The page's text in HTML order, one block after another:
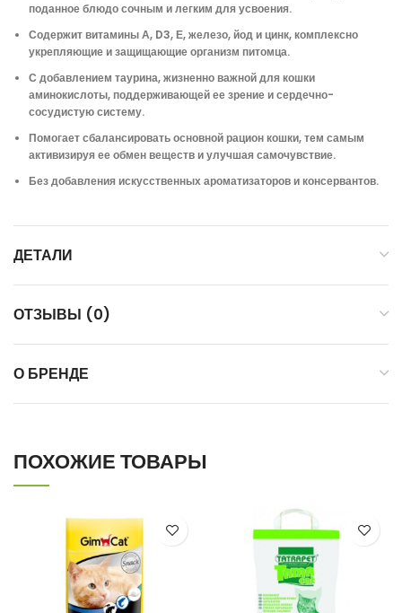
поданное блюдо сочным и легким для усвоения.
Содержит витамины А, D3, Е, железо, йод и цинк, комплексно
укрепляющие и защищающие организм питомца.
С добавлением таурина, жизненно важной для кошки
аминокислоты, поддерживающей ее зрение и сердечно-
сосудистую систему.
Помогает сбалансировать основной рацион кошки, тем самым
активизируя ее обмен веществ и улучшая самочувствие.
Без добавления искусственных ароматизаторов и консервантов.
ДЕТАЛИ
ОТЗЫВЫ (0)
О БРЕНДЕ
ПОХОЖИЕ ТОВАРЫ